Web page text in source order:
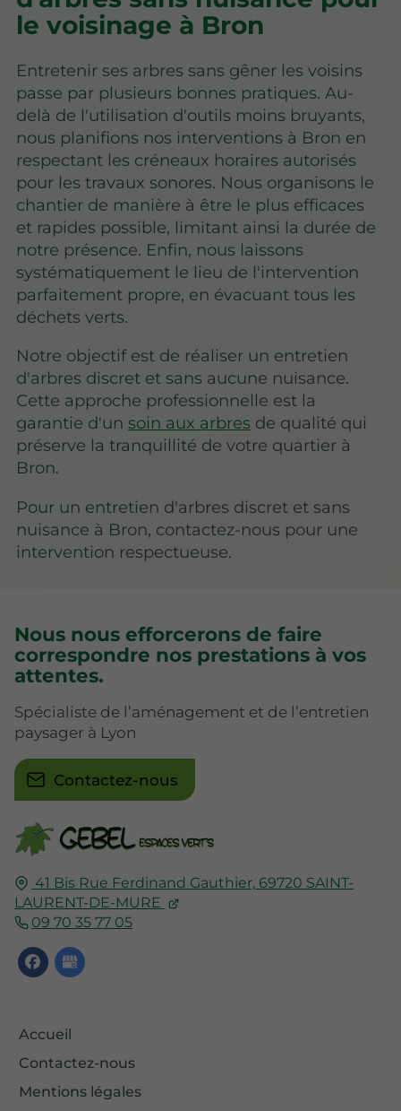
le voisinage à Bron
Entretenir ses arbres sans gêner les voisins
passe par plusieurs bonnes pratiques. Au-
delà de l'utilisation d'outils moins bruyants,
nous planifions nos interventions à Bron en
respectant les créneaux horaires autorisés
pour les travaux sonores. Nous organisons le
chantier de manière à être le plus efficaces
et rapides possible, limitant ainsi la durée de
notre présence. Enfin, nous laissons
systématiquement le lieu de l'intervention
parfaitement propre, en évacuant tous les
déchets verts.
Notre objectif est de réaliser un entretien
d'arbres discret et sans aucune nuisance.
Cette approche professionnelle est la
garantie d'unsoin aux arbres de qualité qui
préserve la tranquillité de votre quartier à
Bron.
Pour un entretien d'arbres discret et sans
nuisance à Bron, contactez-nous pour une
intervention respectueuse.
41 Bis Rue Ferdinand Gauthier, 69720 SAINT-
LAURENT-DE-MURE
09 70 35 77 05
Accueil
Contactez-nous
Mentions légales
Nous nous efforcerons de faire
correspondre nos prestations à vos
attentes.
Spécialiste de l’aménagement et de l’entretien
paysager à Lyon
Contactez-nous